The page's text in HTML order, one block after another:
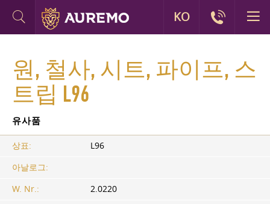
원, 철사, 시트, 파이프, 스
트립 L96
유사품
상표:
L96
아날로그:
W. Nr.:
2.0220
KO